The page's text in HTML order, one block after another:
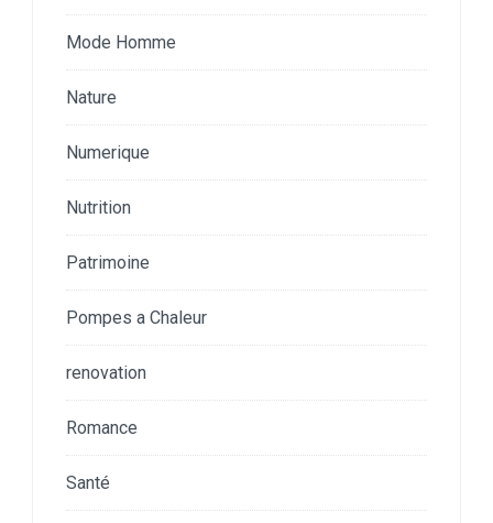
Mode Homme
Nature
Numerique
Nutrition
Patrimoine
Pompes a Chaleur
renovation
Romance
Santé